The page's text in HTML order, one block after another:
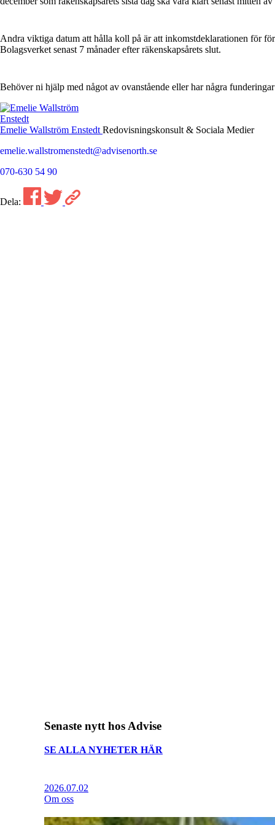
Andra viktiga datum att hålla koll på är att inkomstdeklarationen för
Bolagsverket senast 7 månader efter räkenskapsårets slut.
Behöver ni hjälp med något av ovanstående eller har några
Emelie Wallström Enstedt Redovisningskonsult & Sociala Medier
emelie.wallstromenstedt@advisenorth.se
070-630 54 90
Dela:
Senaste nytt hos Advise
SE ALLA NYHETER HÄR
2026.07.02
Om oss